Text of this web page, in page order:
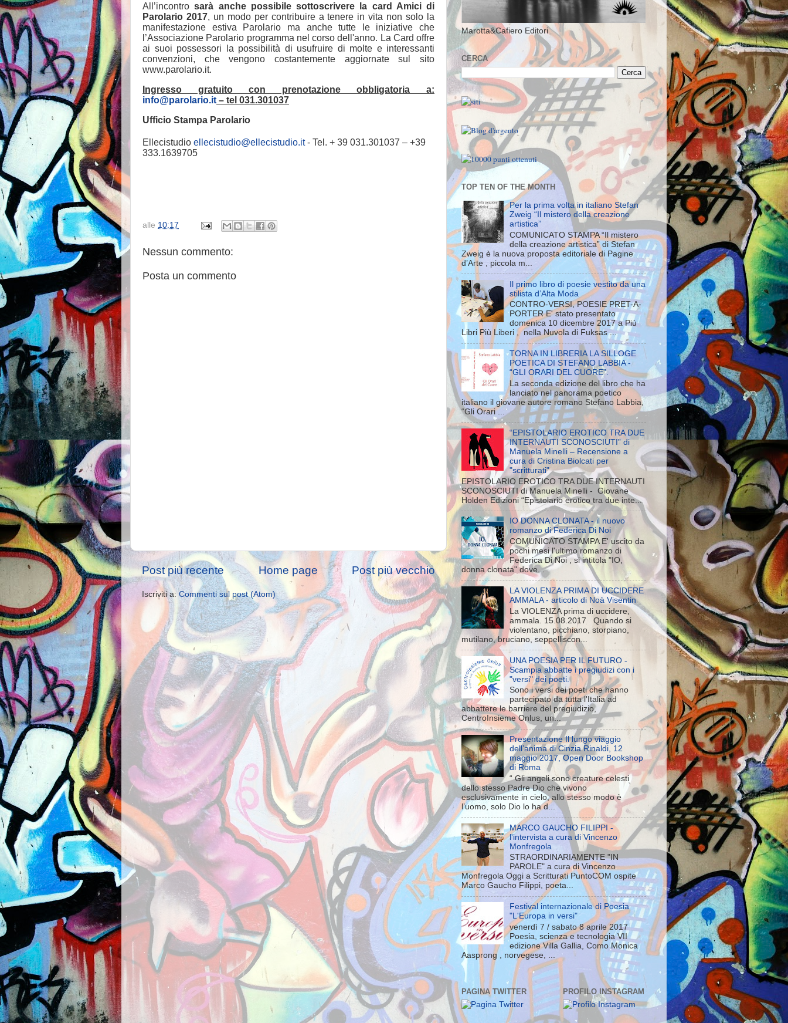
All’incontrosarà anche possibile sottoscrivere la card Amici di
Parolario 2017, un modo per contribuire a tenere in vita non solo la
manifestazione estiva Parolario ma anche tutte le iniziative che
l’Associazione Parolario programma nel corso dell'anno. La Card offre
ai suoi possessori la possibilità di usufruire di molte e interessanti
convenzioni, che vengono costantemente aggiornate sul sito
www.parolario.it.
Ingresso gratuito con prenotazione obbligatoria a:
info@parolario.it – tel 031.301037
Ufficio Stampa Parolario
Ellecistudio ellecistudio@ellecistudio.it- Tel. + 39 031.301037 – +39
333.1639705
alle 10:17
Nessun commento:
Posta un commento
Post più recente Post più vecchio
Home page
Iscriviti a: Commenti sul post (Atom)
Marotta&Cafiero Editori
CERCA
TOP TEN OF THE MONTH
Per la prima volta in italiano Stefan
Zweig “Il mistero della creazione
artistica”
COMUNICATO STAMPA “Il mistero
della creazione artistica” di Stefan
Zweig è la nuova proposta editoriale di Pagine
d’Arte , piccola m...
Il primo libro di poesie vestito da una
stilista d’Alta Moda
CONTRO-VERSI, POESIE PRET-A-
PORTER E' stato presentato
domenica 10 dicembre 2017 a Più
Libri Più Liberi , nella Nuvola di Fuksas ...
TORNA IN LIBRERIA LA SILLOGE
POETICA DI STEFANO LABBIA -
“GLI ORARI DEL CUORE”.
La seconda edizione del libro che ha
lanciato nel panorama poetico
italiano il giovane autore romano Stefano Labbia,
“Gli Orari ...
“EPISTOLARIO EROTICO TRA DUE
INTERNAUTI SCONOSCIUTI” di
Manuela Minelli – Recensione a
cura di Cristina Biolcati per
"scritturati"
EPISTOLARIO EROTICO TRA DUE INTERNAUTI
SCONOSCIUTI di Manuela Minelli - Giovane
Holden Edizioni “Epistolario erotico tra due inte...
IO DONNA CLONATA - il nuovo
romanzo di Federica Di Noi
COMUNICATO STAMPA E' uscito da
pochi mesi l'ultimo romanzo di
Federica Di Noi , si intitola "IO,
donna clonata" dove...
LA VIOLENZA PRIMA DI UCCIDERE
AMMALA - articolo di Noà Visentin
La VIOLENZA prima di uccidere,
ammala. 15.08.2017 Quando si
violentano, picchiano, storpiano,
mutilano, bruciano, seppelliscon...
UNA POESIA PER IL FUTURO -
Scampia abbatte i pregiudizi con i
"versi" dei poeti.
Sono i versi dei poeti che hanno
partecipato da tutta l'Italia ad
abbattere le barriere del pregiudizio,
CentroInsieme Onlus, un...
Presentazione Il lungo viaggio
dell’anima di Cinzia Rinaldi, 12
maggio 2017, Open Door Bookshop
di Roma
“ Gli angeli sono creature celesti
dello stesso Padre Dio che vivono
esclusivamente in cielo, allo stesso modo è
l’uomo, solo Dio lo ha d...
MARCO GAUCHO FILIPPI -
l'intervista a cura di Vincenzo
Monfregola
STRAORDINARIAMENTE "IN
PAROLE" a cura di Vincenzo
Monfregola Oggi a Scritturati PuntoCOM ospite
Marco Gaucho Filippi, poeta...
Festival internazionale di Poesia
"L'Europa in versi"
venerdì 7 / sabato 8 aprile 2017
Poesia, scienza e tecnologia VII
edizione Villa Gallia, Como Monica
Aasprong , norvegese, ...
PAGINA TWITTER PROFILO INSTAGRAM